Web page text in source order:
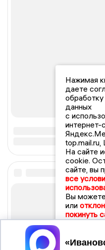
Нажимая
даете
данных
с
интернет-
top.mail.ru,
На сайте
cookie.
сайте, вы
все
Вы можете
или
покинуть